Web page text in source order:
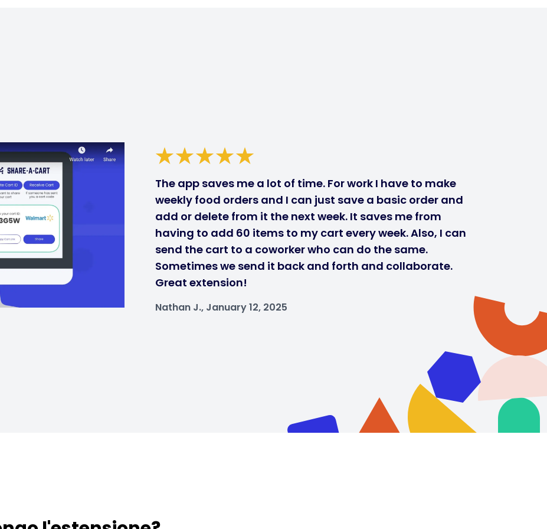
The app saves me a lot of time. For work I have to make
weekly food orders and I can just save a basic order and
add or delete from it the next week. It saves me from
having to add 60 items to my cart every week. Also, I can
send the cart to a coworker who can do the same.
Sometimes we send it back and forth and collaborate.
Great extension!
Nathan J., January 12, 2025